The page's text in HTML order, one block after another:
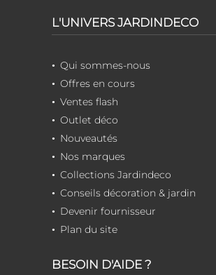
L'UNIVERS JARDINDECO
Qui sommes-nous
Offres en cours
Ventes flash
Outlet déco
Nouveautés
Nos marques
Collections Jardindeco
Conseils décoration & jardin
Devenir fournisseur
Plan du site
BESOIN D'AIDE ?